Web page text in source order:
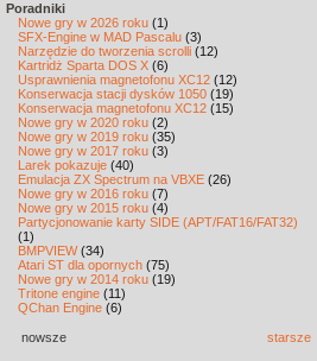
Poradniki
Nowe gry w 2026 roku (1)
SFX-Engine w MAD Pascalu (3)
Narzędzie do tworzenia scrolli (12)
Kartridż Sparta DOS X (6)
Usprawnienia magnetofonu XC12 (12)
Konserwacja stacji dysków 1050 (19)
Konserwacja magnetofonu XC12 (15)
Nowe gry w 2020 roku (2)
Nowe gry w 2019 roku (35)
Nowe gry w 2017 roku (3)
Larek pokazuje (40)
Emulacja ZX Spectrum na VBXE (26)
Nowe gry w 2016 roku (7)
Nowe gry w 2015 roku (4)
Partycjonowanie karty SIDE (APT/FAT16/FAT32)
(1)
BMPVIEW(34)
Atari ST dla opornych (75)
Nowe gry w 2014 roku (19)
Tritone engine (11)
QChan Engine (6)
nowsze starsze